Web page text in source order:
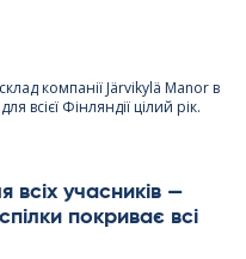
компанії Jär­vi­kylä Ma­nor в
всієї Фінляндії цілий рік.
всіх учасників —
покриває всі